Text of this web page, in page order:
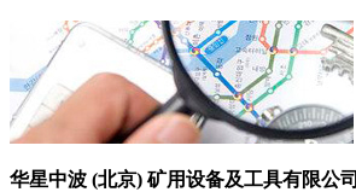
华星中波 (北京) 矿用设备及工具有限公司